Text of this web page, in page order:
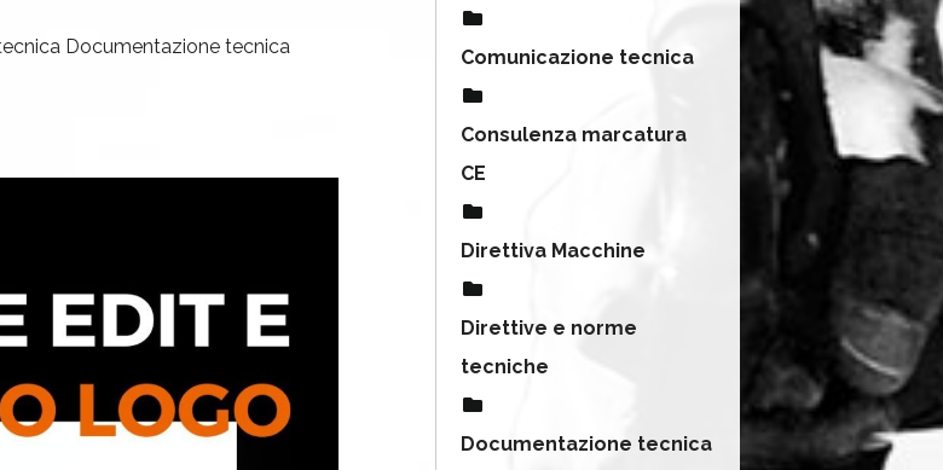
Documentazione tecnica
Comunicazione tecnica
Consulenza marcatura
CE
Direttiva Macchine
Direttive e norme
tecniche
Documentazione tecnica